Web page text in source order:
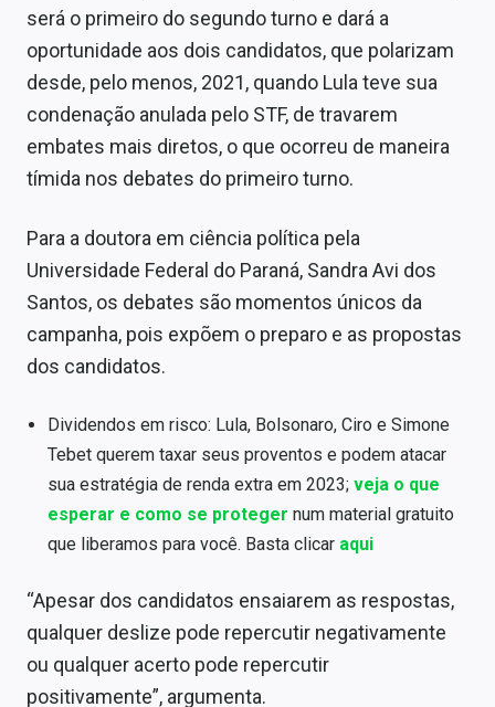
Sobre
Expediente
Contato
será o primeiro do segundo turno e dará a
oportunidade aos dois candidatos, que polarizam
desde, pelo menos, 2021, quando Lula teve sua
condenação anulada pelo STF, de travarem
embates mais diretos, o que ocorreu de maneira
tímida nos debates do primeiro turno.
Para a doutora em ciência política pela
Universidade Federal do Paraná, Sandra Avi dos
Santos, os debates são momentos únicos da
campanha, pois expõem o preparo e as propostas
dos candidatos.
Dividendos em risco: Lula, Bolsonaro, Ciro e Simone
Tebet querem taxar seus proventos e podem atacar
sua estratégia de renda extra em 2023;veja o que
esperar e como se proteger num material gratuito
que liberamos para você. Basta clicar aqui
“Apesar dos candidatos ensaiarem as respostas,
qualquer deslize pode repercutir negativamente
ou qualquer acerto pode repercutir
positivamente”, argumenta.